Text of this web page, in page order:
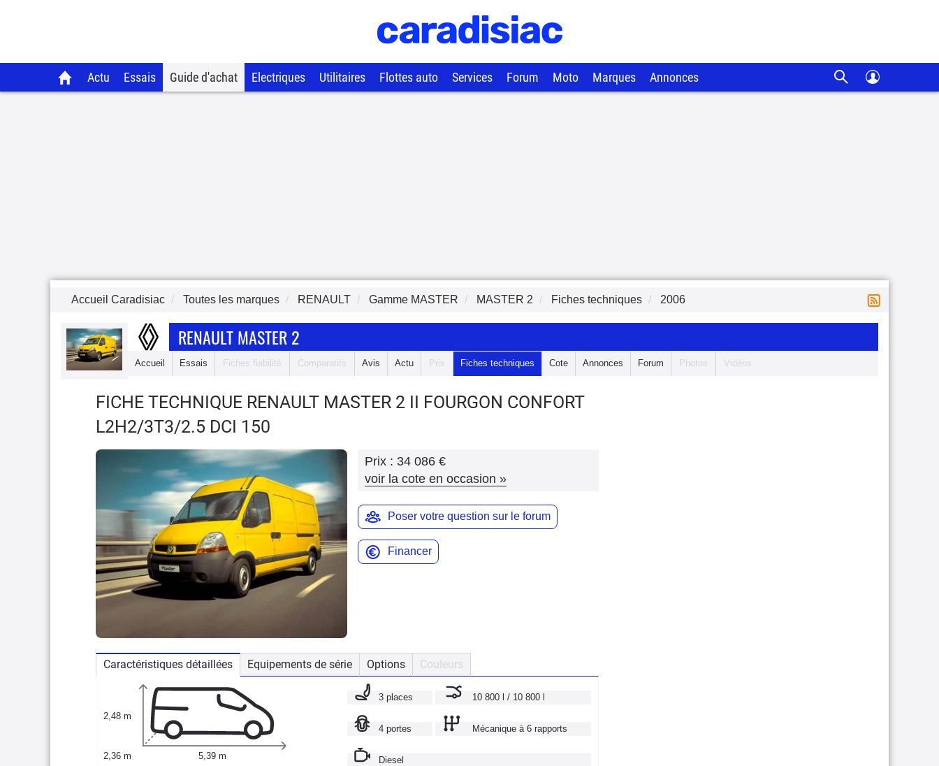
Actu Essais Guide d'achat Electriques Utilitaires Flottes auto Services Forum Moto Marques Annonces
Accueil Caradisiac Toutes les marques RENAULT Gamme MASTER MASTER 2 Fiches techniques 2006
RENAULT MASTER 2
Accueil Essais Fiches fiabilité Comparatifs Avis Actu Prix Fiches techniques Cote Annonces Forum Photos Vidéos
FICHE TECHNIQUE RENAULT MASTER 2 II FOURGON CONFORT
L2H2/3T3/2.5 DCI 150
Prix : 34 086 €
voir la cote en occasion »
Poser votre question sur le forum
Financer
Caractéristiques détaillées Equipements de série Options Couleurs
2,48 m
2,36 m 5,39 m
3 places 10 800 l / 10 800 l
4 portes Mécanique à 6 rapports
Diesel